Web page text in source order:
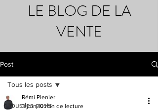
LE BLOG DE LA
VENTE
Post
Tous les posts
Tous les posts
Rémi Plenier
3 juin 10 min de lecture